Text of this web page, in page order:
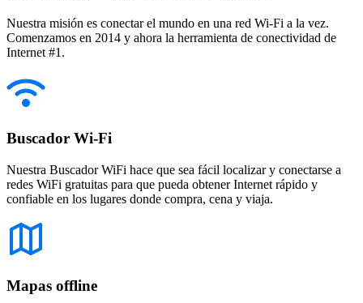
Nuestra misión es conectar el mundo en una red Wi-Fi a la vez.
Comenzamos en 2014 y ahora la herramienta de conectividad de
Internet #1.
Buscador Wi-Fi
Nuestra Buscador WiFi hace que sea fácil localizar y conectarse a
redes WiFi gratuitas para que pueda obtener Internet rápido y
confiable en los lugares donde compra, cena y viaja.
Mapas offline